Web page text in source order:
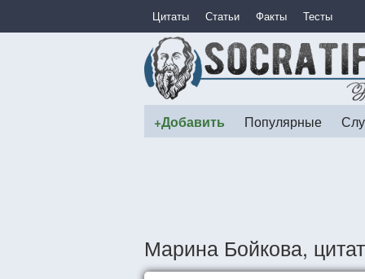
Цитаты Статьи Факты Тесты
+Добавить Популярные
Марина Бойкова,